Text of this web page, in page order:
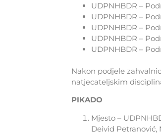
UDPNHBDR –
UDPNHBDR –
UDPNHBDR –
UDPNHBDR –
UDPNHBDR –
Nakon podjele
natjecateljskim
PIKADO
Mjesto –
Deivid Petranović,